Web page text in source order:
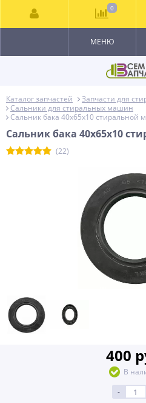
МЕНЮ
Каталог запчастей
Запчасти для
Сальники для стиральных машин
Сальник бака 40x65x10 стиральной
Сальник бака 40x65x10
(22)
400
В
-
0